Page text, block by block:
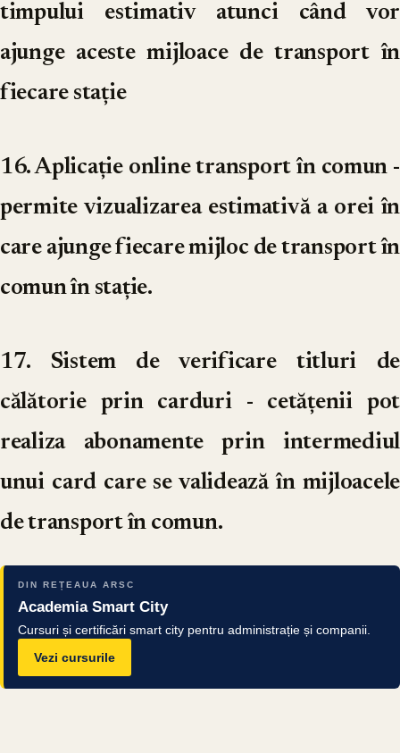
timpului estimativ atunci când vor
ajunge aceste mijloace de transport în
fiecare stație
16. Aplicație online transport în comun -
permite vizualizarea estimativă a orei în
care ajunge fiecare mijloc de transport în
comun în stație.
17. Sistem de verificare titluri de
călătorie prin carduri- cetățenii pot
realiza abonamente prin intermediul
unui card care se validează în mijloacele
de transport în comun.
DIN REȚEAUA ARSC
Academia Smart City
Cursuri și certificări smart city pentru administrație și companii.
Vezi cursurile